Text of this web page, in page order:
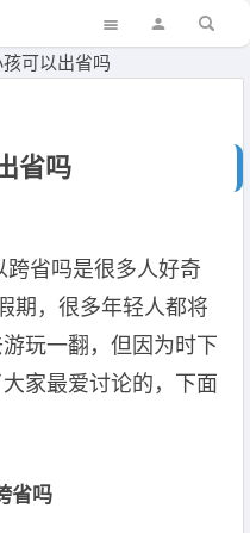
可以出省吗
省吗
省吗是很多人好奇
期，很多年轻人都将
玩一翻，但因为时下
家最爱讨论的，下面
省吗